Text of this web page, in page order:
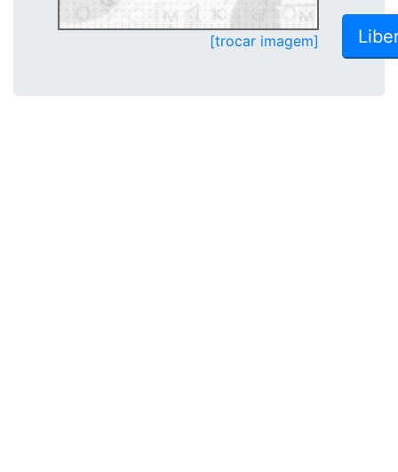
[trocar imagem]